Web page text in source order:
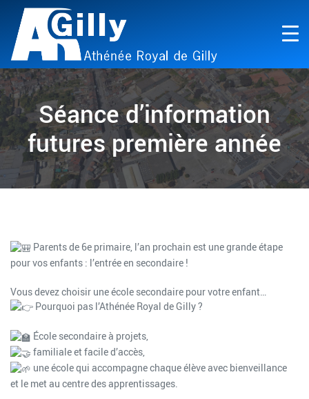
Séance d’information
futures première année
Parents de 6e primaire, l’an prochain est une grande étape
pour vos enfants : l’entrée en secondaire !
Vous devez choisir une école secondaire pour votre enfant…
Pourquoi pas l’Athénée Royal de Gilly ?
École secondaire à projets,
familiale et facile d’accès,
une école qui accompagne chaque élève avec bienveillance
et le met au centre des apprentissages.